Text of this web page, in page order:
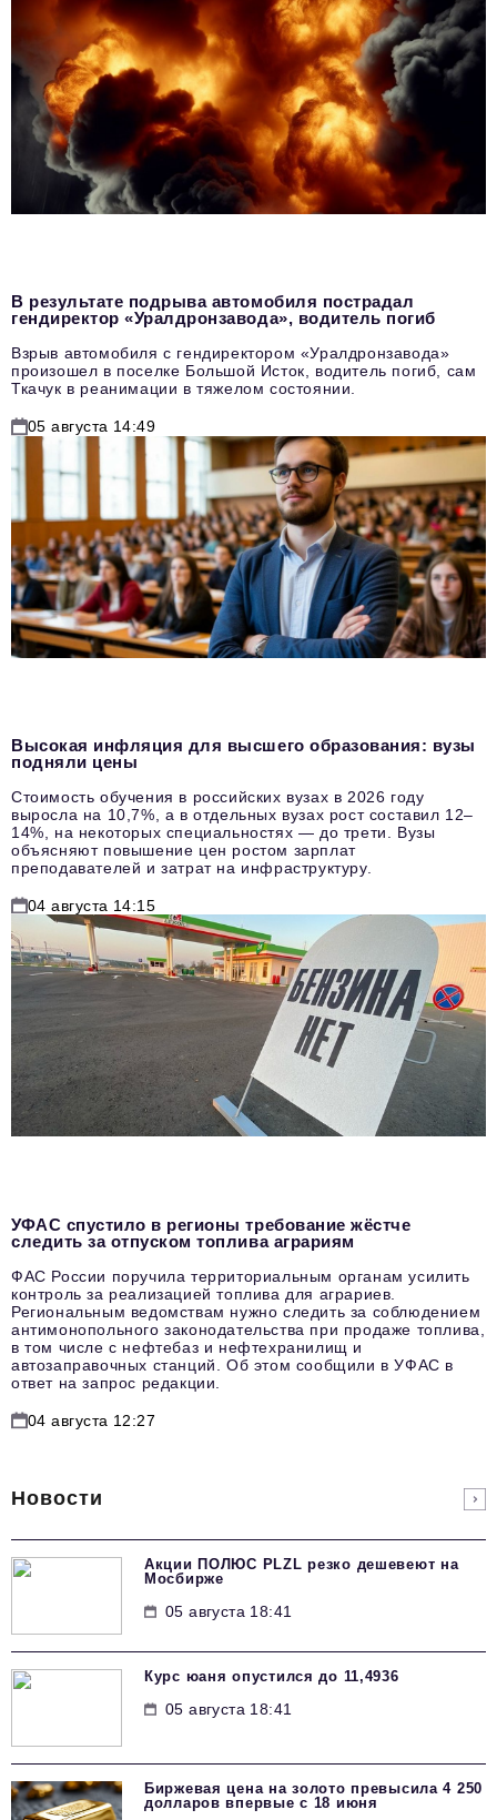
В результате подрыва автомобиля пострадал
гендиректор «Уралдронзавода», водитель погиб
Взрыв автомобиля с гендиректором «Уралдронзавода»
произошел в поселке Большой Исток, водитель погиб, сам
Ткачук в реанимации в тяжелом состоянии.
05 августа 14:49
Высокая инфляция для высшего образования: вузы
подняли цены
Стоимость обучения в российских вузах в 2026 году
выросла на 10,7%, а в отдельных вузах рост составил 12–
14%, на некоторых специальностях — до трети. Вузы
объясняют повышение цен ростом зарплат
преподавателей и затрат на инфраструктуру.
04 августа 14:15
УФАС спустило в регионы требование жёстче
следить за отпуском топлива аграриям
ФАС России поручила территориальным органам усилить
контроль за реализацией топлива для аграриев.
Региональным ведомствам нужно следить за соблюдением
антимонопольного законодательства при продаже топлива,
в том числе с нефтебаз и нефтехранилищ и
автозаправочных станций. Об этом сообщили в УФАС в
ответ на запрос редакции.
04 августа 12:27
Новости
Акции ПОЛЮС PLZL резко дешевеют на
Мосбирже
05 августа 18:41
Курс юаня опустился до 11,4936
05 августа 18:41
Биржевая цена на золото превысила 4 250
долларов впервые с 18 июня